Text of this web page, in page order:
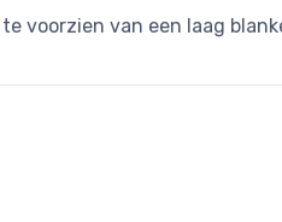
voorzien van een laag